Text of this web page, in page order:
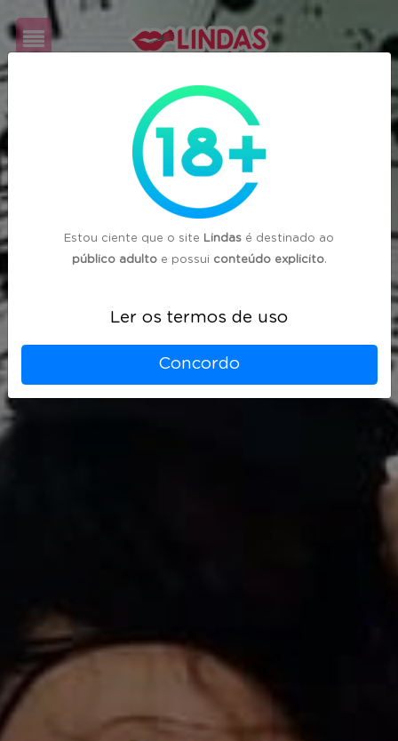
Estou ciente que o site Lindas é destinado ao
público adultoe possui conteúdo explicito.
Ler os termos de uso
Concordo